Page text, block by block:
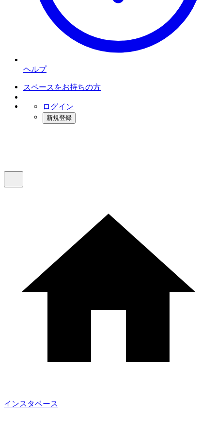
ヘルプ
スペースをお持ちの方
ログイン
新規登録
インスタベース